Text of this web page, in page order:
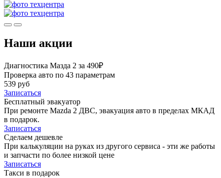
Наши акции
Диагностика Мазда 2 за 490₽
Проверка авто по 43 параметрам
539 руб
Записаться
Бесплатный эвакуатор
При ремонте Mazda 2 ДВС, эвакуация авто в пределах МКАД
в подарок.
Записаться
Сделаем дешевле
При калькуляции на руках из другого сервиса - эти же работы
и запчасти по более низкой цене
Записаться
Такси в подарок